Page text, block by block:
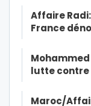
Affaire
France
lutte contre
Maroc/